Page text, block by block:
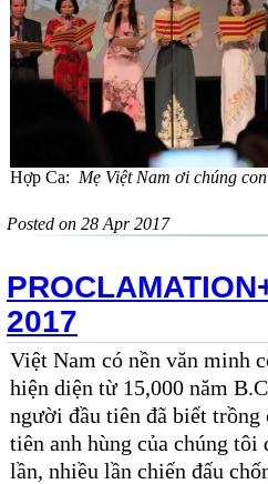
Hợp Ca: Mẹ Việt Nam ơi chúng
Posted on 28 Apr 2017
2017
Việt Nam có nền văn minh
hiện diện từ 15,000 năm B.C
người đầu tiên đã biết trồng
tiên anh hùng của chúng tôi
lần, nhiều lần chiến đấu